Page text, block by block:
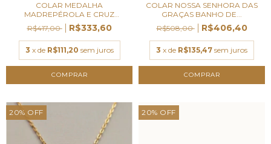
COLAR MEDALHA
MADREPÉROLA E CRUZ
CRAVEJA...
R$417,00 R$333,60
3 x de R$111,20 sem juros
COLAR NOSSA SENHORA DAS
GRAÇAS BANHO DE...
R$508,00
R$406,40
3 x de R$135,47 sem juros
20% OFF 20% OFF